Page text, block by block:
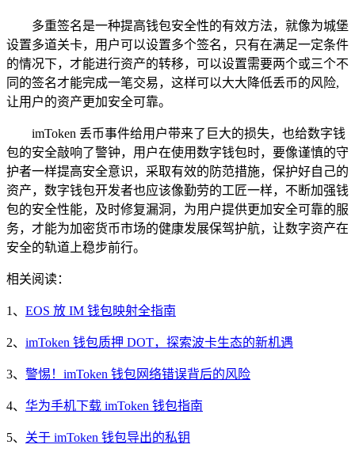
多重签名是一种提高钱包安全性的有效方法，就像为城堡
设置多道关卡，用户可以设置多个签名，只有在满足一定条件
的情况下，才能进行资产的转移，可以设置需要两个或三个不
同的签名才能完成一笔交易，这样可以大大降低丢币的风险,
让用户的资产更加安全可靠。
imToken 丢币事件给用户带来了巨大的损失，也给数字钱
包的安全敲响了警钟，用户在使用数字钱包时，要像谨慎的守
护者一样提高安全意识，采取有效的防范措施，保护好自己的
资产，数字钱包开发者也应该像勤劳的工匠一样，不断加强钱
包的安全性能，及时修复漏洞，为用户提供更加安全可靠的服
务，才能为加密货币市场的健康发展保驾护航，让数字资产在
安全的轨道上稳步前行。
相关阅读：
1、 EOS 放 IM 钱包映射全指南
2、 imToken 钱包质押 DOT，探索波卡生态的新机遇
3、 警惕！imToken 钱包网络错误背后的风险
4、 华为手机下载 imToken 钱包指南
5、 关于 imToken 钱包导出的私钥